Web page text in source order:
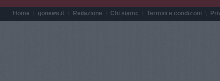
Home gonews.it Redazione Chi siamo Termini e condizioni